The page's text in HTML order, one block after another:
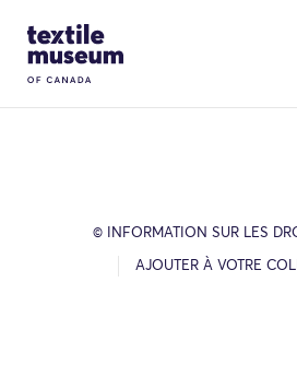
Site Logo
© INFORMATION SUR LES
AJOUTER À VOTRE